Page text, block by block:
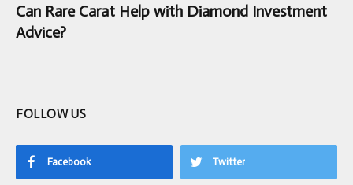
Can Rare Carat Help with Diamond Investment
Advice?
FOLLOW US
Facebook Twitter